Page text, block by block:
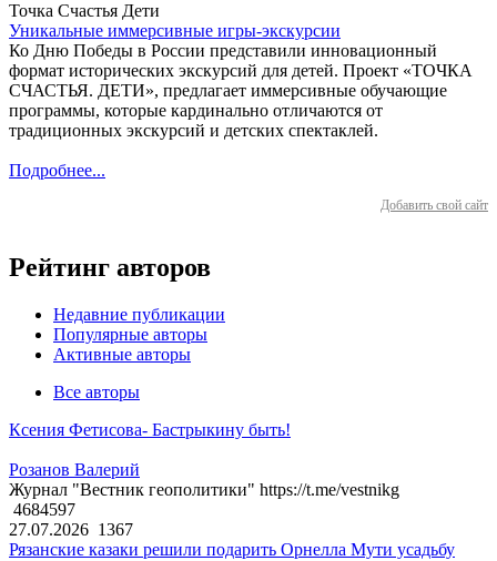
Точка Счастья Дети
Уникальные иммерсивные игры-экскурсии
Ко Дню Победы в России представили инновационный
формат исторических экскурсий для детей. Проект «ТОЧКА
СЧАСТЬЯ. ДЕТИ», предлагает иммерсивные обучающие
программы, которые кардинально отличаются от
традиционных экскурсий и детских спектаклей.
Подробнее...
Добавить свой сайт
Рейтинг авторов
Недавние публикации
Популярные авторы
Активные авторы
Все авторы
Ксения Фетисова- Бастрыкину быть!
Розанов Валерий
Журнал "Вестник геополитики" https://t.me/vestnikg
4684597
27.07.2026 1367
Рязанские казаки решили подарить Орнелла Мути усадьбу